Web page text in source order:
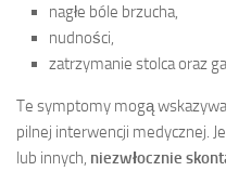
nagłe bóle brzucha,
nudności,
zatrzymanie stolca oraz
Te symptomy mogą
pilnej interwencji medycznej.
lub innych, niezwłocznie